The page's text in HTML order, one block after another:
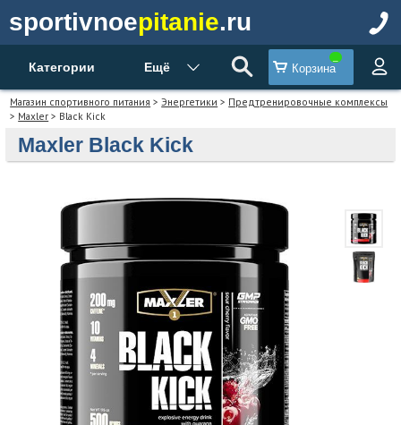
sportivnoepitanie.ru
Категории Ещё Корзина
Магазин спортивного питания >Энергетики > Предтренировочные комплексы
> Maxler > Black Kick
Maxler Black Kick